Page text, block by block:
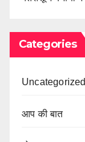
Categories
Uncategorized
आप की बात